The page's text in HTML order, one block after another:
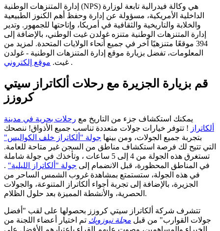
إدارة المتنزهات الوطنية (NPS) هي وكالة فيدرالية تابعة لوزارة
الداخلية الأمريكية، مسؤولة عن إدارة وحفظ أهم الكنوز الطبيعية
والخلابة والتاريخية والثقافية في أمريكا، وإتاحتها للجمهور. وتدير
إدارة المتنزهات الوطنية متنزه غولدن غيت الوطني، بالإضافة إلى
394 موقعًا متنزهيًا آخر في جميع أنحاء الولايات المتحدة. لمزيد من
المعلومات، تفضل بزيارة موقع إدارة المتنزهات الوطنية - غولدن
غيت. موقع إلكتروني .
قم بزيارة الجزيرة مع رحلات ألكاتراز سيتي
كروزز
يمكنك استكشاف جزء من التاريخ مع رحلات بحرية في مدينة
ألكاتراز ! تتوفر خيارات جولات متعددة تناسب جميع الأذواق! ننصحك
بتجربة جميع الجولات، ومن بينها جولة "ألكاتراز خلف الكواليس"
التي تتيح لك فرصة استكشاف مناطق من السجن غير متاحة للعامة.
تستغرق هذه الجولة من 4 إلى 5 ساعات
، وتأخذك في جولة شاملة
في المناطق المحظورة، قبل الانضمام إلى جولة "ألكاتراز الليلية" .
في هذه الجولة، ستستمتع بمشاهدة غروب الشمس الساحر من
الجزيرة، بالإضافة إلى تجربة أجواء ألكاتراز المتنوعة، والجولات
الحصرية، والأنشطة المميزة بعد حلول الظلام.
تتشرف شركة ألكاتراز سيتي كروزز بحصولها على لقب "أفضل
جولات القوارب" من قبل مجلة نيوزويك تم اختيار أعضاء اللجنة من
الخبراء والمساهمين، وصوت عليهم القراء باعتبارهم الأفضل على